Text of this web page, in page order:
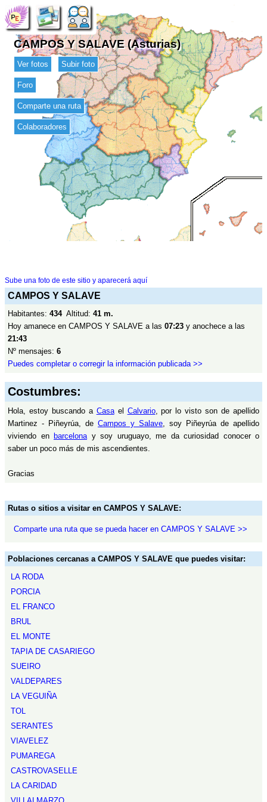
CAMPOS Y SALAVE (Asturias)
Ver fotos Subir foto
Foro
Comparte una ruta
Colaboradores
Sube una foto de este sitio y aparecerá aquí
CAMPOS Y SALAVE
Habitantes: 434Altitud: 41 m.
Hoy amanece en CAMPOS Y SALAVE a las 07:23 y anochece a las
21:43
Nº mensajes: 6
Puedes completar o corregir la información publicada >>
Costumbres:
Hola, estoy buscando a Casael Calvario, por lo visto son de apellido
Martinez - Piñeyrúa, de Campos y Salave, soy Piñeyrúa de apellido
viviendo en barcelonay soy uruguayo, me da curiosidad conocer o
saber un poco más de mis ascendientes.
Gracias
Rutas o sitios a visitar en CAMPOS Y SALAVE:
Comparte una ruta que se pueda hacer en CAMPOS Y SALAVE >>
Poblaciones cercanas a CAMPOS Y SALAVE que puedes visitar:
LA RODA
PORCIA
EL FRANCO
BRUL
EL MONTE
TAPIA DE CASARIEGO
SUEIRO
VALDEPARES
LA VEGUIÑA
TOL
SERANTES
VIAVELEZ
PUMAREGA
CASTROVASELLE
LA CARIDAD